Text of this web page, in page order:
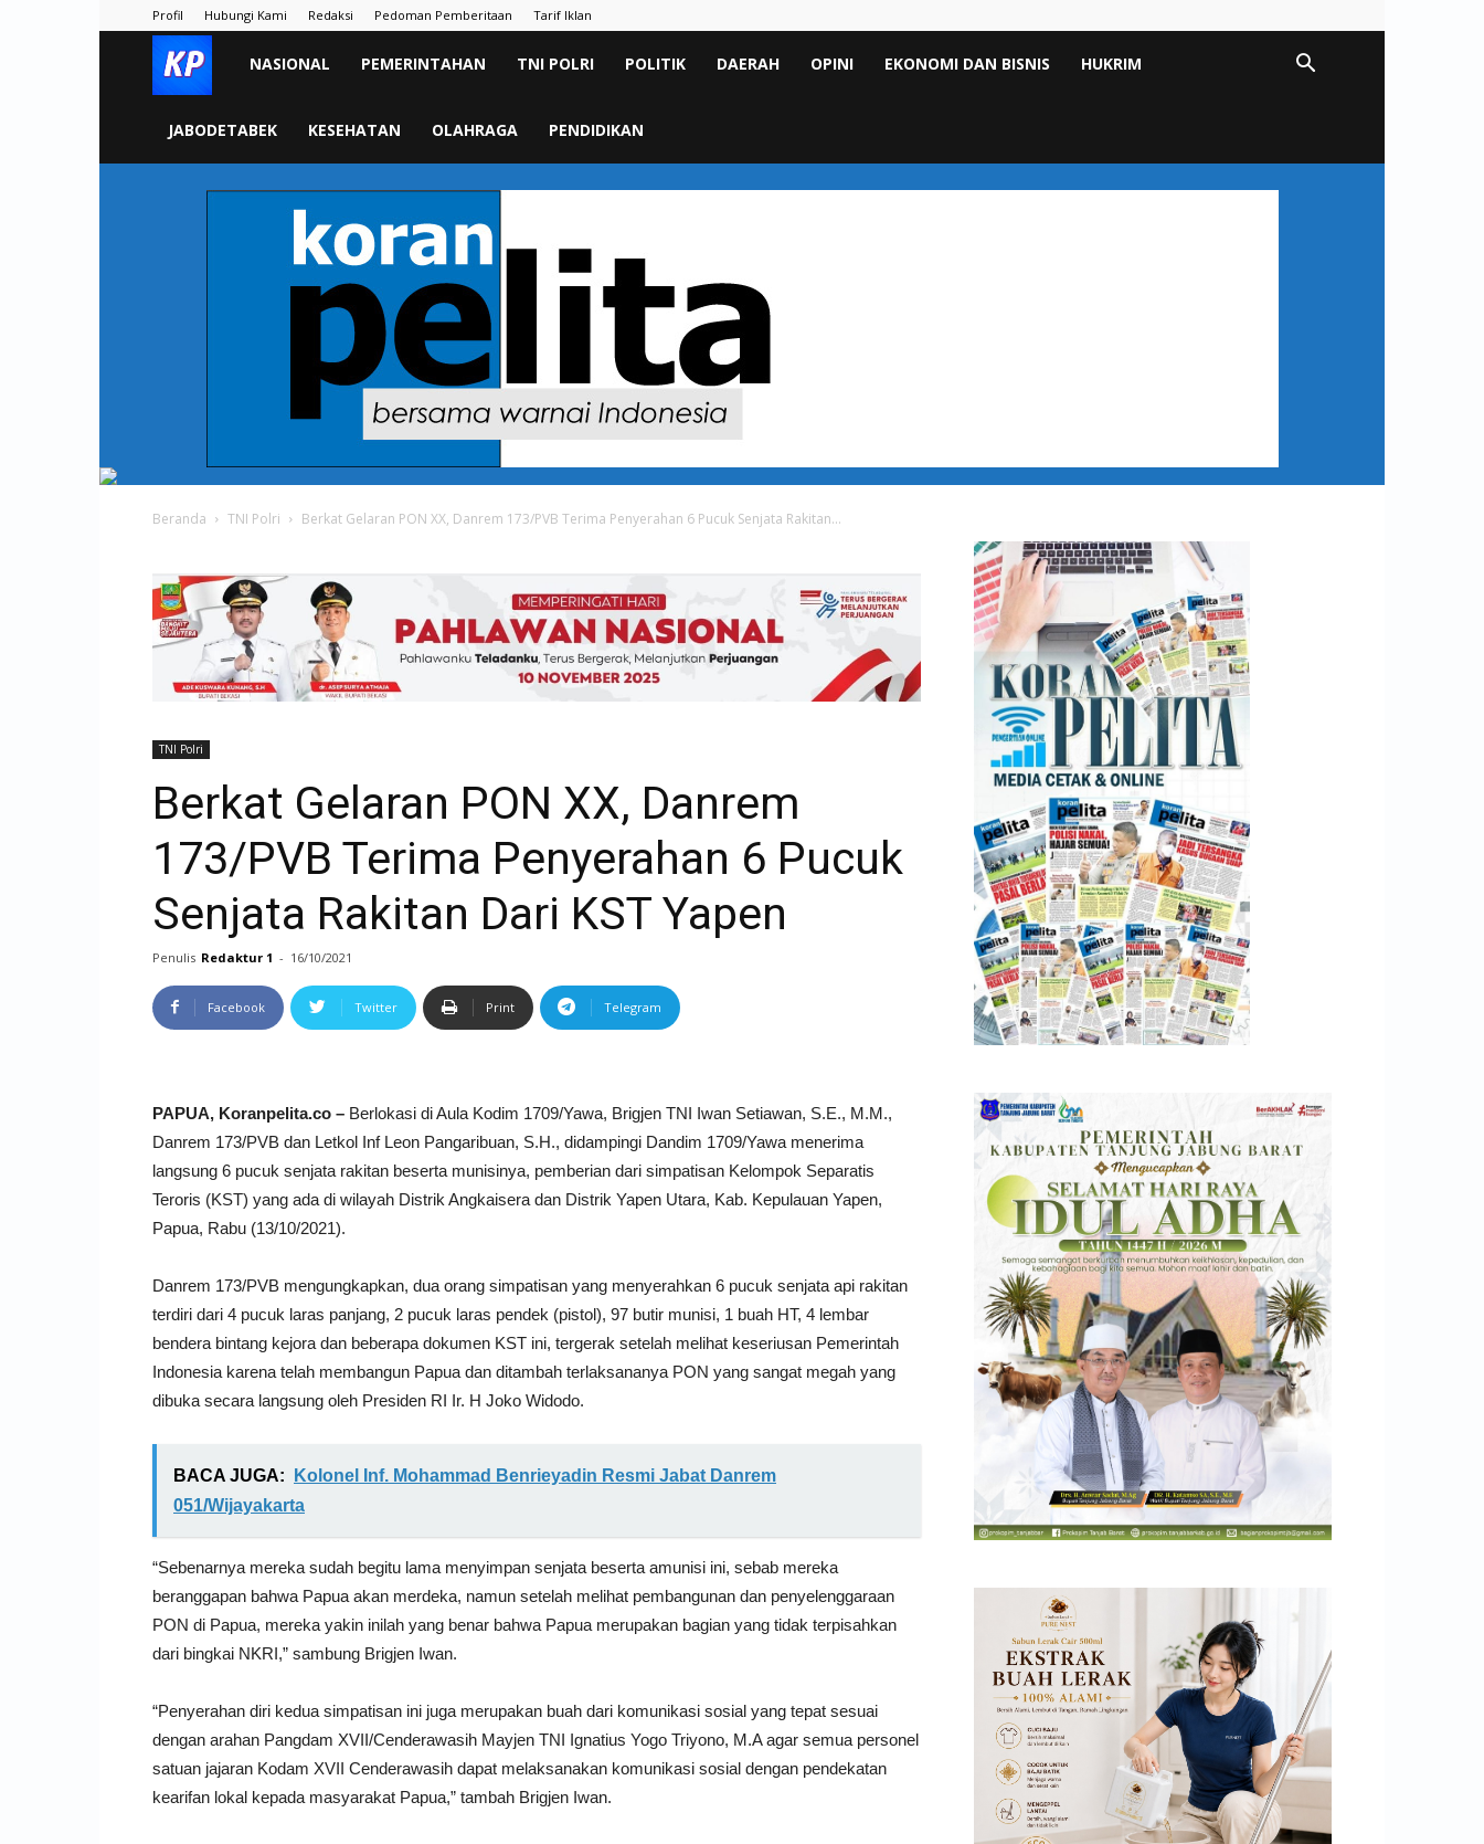
Profil Hubungi Kami Redaksi Pedoman Pemberitaan Tarif Iklan
KORAN
PELITA
NASIONAL PEMERINTAHAN TNI POLRI POLITIK DAERAH OPINI EKONOMI DAN BISNIS HUKRIM
JABODETABEK KESEHATAN OLAHRAGA PENDIDIKAN
Beranda TNI Polri Berkat Gelaran PON XX, Danrem 173/PVB Terima Penyerahan 6 Pucuk Senjata Rakitan...
TNI Polri
Berkat Gelaran PON XX, Danrem
173/PVB Terima Penyerahan 6 Pucuk
Senjata Rakitan Dari KST Yapen
Penulis Redaktur 1 - 16/10/2021
Facebook Twitter Print Telegram
PAPUA, Koranpelita.co – Berlokasi di Aula Kodim 1709/Yawa, Brigjen TNI Iwan Setiawan, S.E., M.M.,
Danrem 173/PVB dan Letkol Inf Leon Pangaribuan, S.H., didampingi Dandim 1709/Yawa menerima
langsung 6 pucuk senjata rakitan beserta munisinya, pemberian dari simpatisan Kelompok Separatis
Teroris (KST) yang ada di wilayah Distrik Angkaisera dan Distrik Yapen Utara, Kab. Kepulauan Yapen,
Papua, Rabu (13/10/2021).
Danrem 173/PVB mengungkapkan, dua orang simpatisan yang menyerahkan 6 pucuk senjata api rakitan
terdiri dari 4 pucuk laras panjang, 2 pucuk laras pendek (pistol), 97 butir munisi, 1 buah HT, 4 lembar
bendera bintang kejora dan beberapa dokumen KST ini, tergerak setelah melihat keseriusan Pemerintah
Indonesia karena telah membangun Papua dan ditambah terlaksananya PON yang sangat megah yang
dibuka secara langsung oleh Presiden RI Ir. H Joko Widodo.
BACA JUGA:
Kolonel Inf. Mohammad Benrieyadin Resmi Jabat Danrem
051/Wijayakarta
“Sebenarnya mereka sudah begitu lama menyimpan senjata beserta amunisi ini, sebab mereka
beranggapan bahwa Papua akan merdeka, namun setelah melihat pembangunan dan penyelenggaraan
PON di Papua, mereka yakin inilah yang benar bahwa Papua merupakan bagian yang tidak terpisahkan
dari bingkai NKRI,” sambung Brigjen Iwan.
“Penyerahan diri kedua simpatisan ini juga merupakan buah dari komunikasi sosial yang tepat sesuai
dengan arahan Pangdam XVII/Cenderawasih Mayjen TNI Ignatius Yogo Triyono, M.A agar semua personel
satuan jajaran Kodam XVII Cenderawasih dapat melaksanakan komunikasi sosial dengan pendekatan
kearifan lokal kepada masyarakat Papua,” tambah Brigjen Iwan.